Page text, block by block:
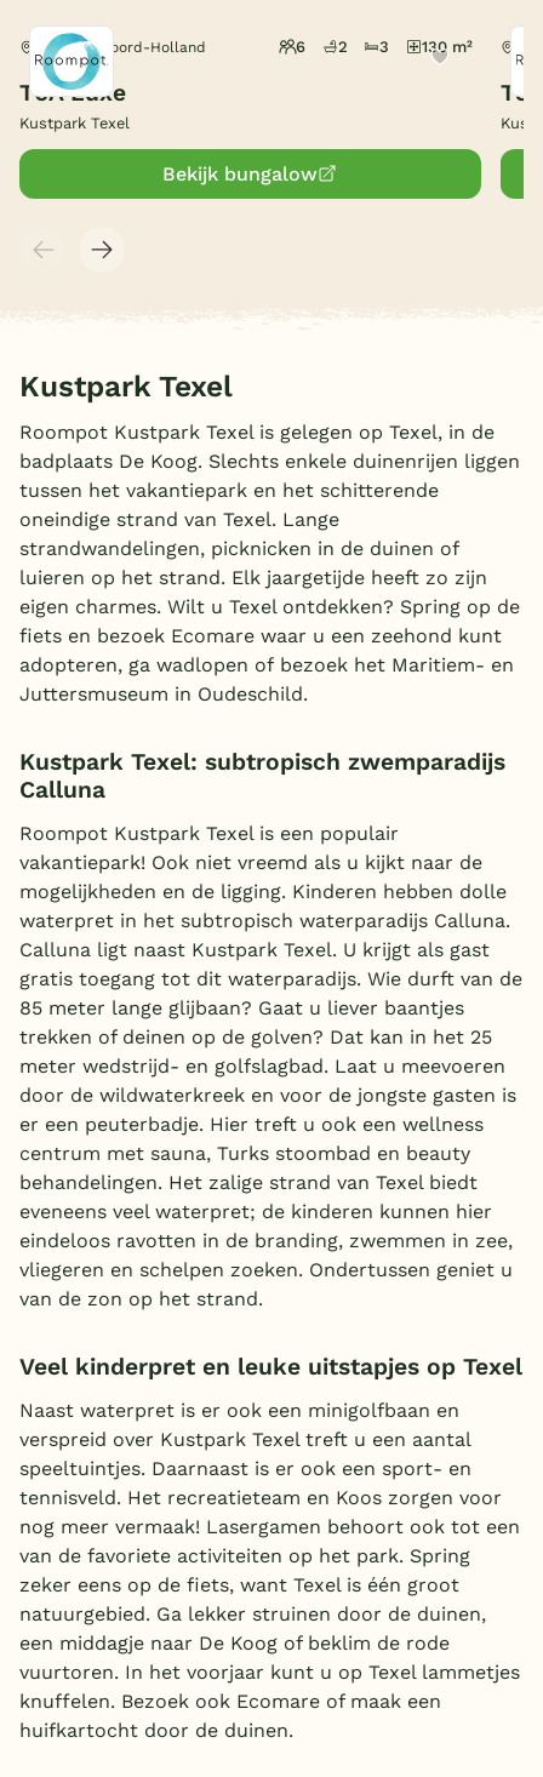
De Koog, Noord-Holland 6 2 3 130 m²
T6A Luxe
Kustpark Texel
Bekijk bungalow
Kustpark Texel
Roompot Kustpark Texel is gelegen op Texel, in de
badplaats De Koog. Slechts enkele duinenrijen liggen
tussen het vakantiepark en het schitterende
oneindige strand van Texel. Lange
strandwandelingen, picknicken in de duinen of
luieren op het strand. Elk jaargetijde heeft zo zijn
eigen charmes. Wilt u Texel ontdekken? Spring op de
fiets en bezoek Ecomare waar u een zeehond kunt
adopteren, ga wadlopen of bezoek het Maritiem- en
Juttersmuseum in Oudeschild.
Kustpark Texel: subtropisch zwemparadijs
Calluna
Roompot Kustpark Texel is een populair
vakantiepark! Ook niet vreemd als u kijkt naar de
mogelijkheden en de ligging. Kinderen hebben dolle
waterpret in het subtropisch waterparadijs Calluna.
Calluna ligt naast Kustpark Texel. U krijgt als gast
gratis toegang tot dit waterparadijs. Wie durft van de
85 meter lange glijbaan? Gaat u liever baantjes
trekken of deinen op de golven? Dat kan in het 25
meter wedstrijd- en golfslagbad. Laat u meevoeren
door de wildwaterkreek en voor de jongste gasten is
er een peuterbadje. Hier treft u ook een wellness
centrum met sauna, Turks stoombad en beauty
behandelingen. Het zalige strand van Texel biedt
eveneens veel waterpret; de kinderen kunnen hier
eindeloos ravotten in de branding, zwemmen in zee,
vliegeren en schelpen zoeken. Ondertussen geniet u
van de zon op het strand.
Veel kinderpret en leuke uitstapjes op Texel
Naast waterpret is er ook een minigolfbaan en
verspreid over Kustpark Texel treft u een aantal
speeltuintjes. Daarnaast is er ook een sport- en
tennisveld. Het recreatieteam en Koos zorgen voor
nog meer vermaak! Lasergamen behoort ook tot een
van de favoriete activiteiten op het park. Spring
zeker eens op de fiets, want Texel is één groot
natuurgebied. Ga lekker struinen door de duinen,
een middagje naar De Koog of beklim de rode
vuurtoren. In het voorjaar kunt u op Texel lammetjes
knuffelen. Bezoek ook Ecomare of maak een
huifkartocht door de duinen.